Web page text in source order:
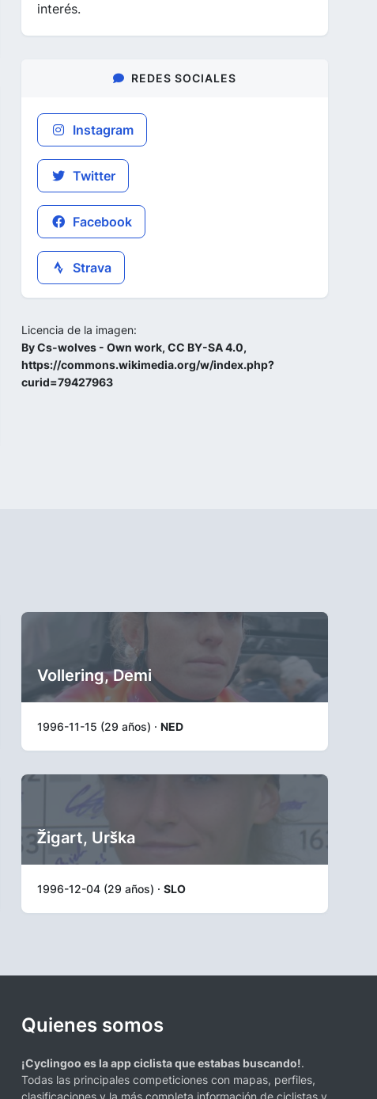
interés.
REDES SOCIALES
Instagram
Twitter
Facebook
Strava
Licencia de la imagen:
By Cs-wolves - Own work, CC BY-SA 4.0,
https://commons.wikimedia.org/w/index.php?
curid=79427963
Vollering, Demi
1996-11-15 (29 años) · NED
Žigart, Urška
1996-12-04 (29 años) · SLO
Quienes somos
¡Cyclingoo es la app ciclista que estabas buscando!.
Todas las principales competiciones con mapas, perfiles,
clasificaciones y la más completa información de ciclistas y